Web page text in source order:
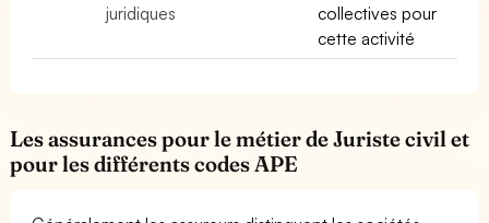
juridiques
collectives pour
cette activité
Les assurances pour le métier de Juriste civil et
pour les différents codes APE